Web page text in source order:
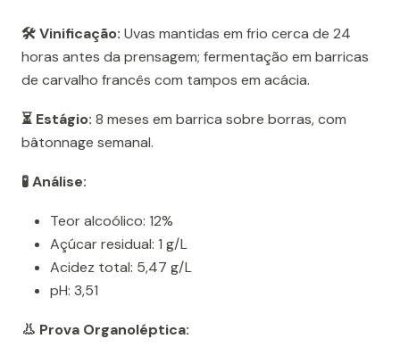
🛠️ Vinificação: Uvas mantidas em frio cerca de 24
horas antes da prensagem; fermentação em barricas
de carvalho francês com tampos em acácia.
⏳ Estágio: 8 meses em barrica sobre borras, com
bâtonnage semanal.
🧪 Análise:
Teor alcoólico: 12%
Açúcar residual: 1 g/L
Acidez total: 5,47 g/L
pH: 3,51
👃 Prova Organoléptica: